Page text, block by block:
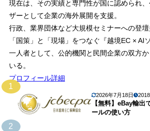
現在は、その実績と専門性が国に認められ
ザーとして企業の海外展開を支援。
行政、業界団体など大規模セミナーへの登壇
「国策」と「現場」をつなぐ『越境EC × AI
一人者として、公的機関と民間企業の双方
いる。
プロフィール詳細
1
2026年7月18日
【無料】eBay輸出
ールの使い方
2